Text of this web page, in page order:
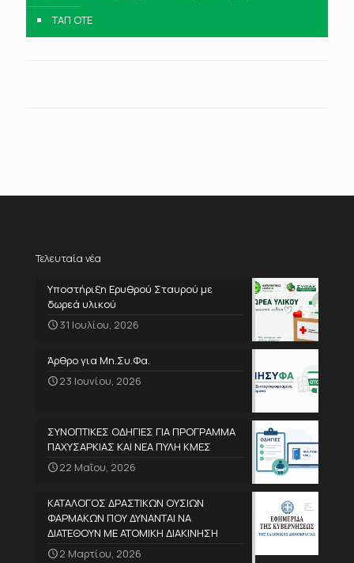
ΤΑΠ ΟΤΕ
Τελευταία νέα
Υποστήριξη Ερυθρού Σταυρού με
δωρεά υλικού
31 Ιουλίου, 2026
Άρθρο για Μη.Συ.Φα.
23 Ιουνίου, 2026
ΣΥΝΟΠΤΙΚΕΣ ΟΔΗΓΙΕΣ ΓΙΑ ΠΡΟΓΡΑΜΜΑ
ΠΑΧΥΣΑΡΚΙΑΣ ΚΑΙ ΝΕΑ ΠΥΛΗ ΚΜΕΣ
22 Μαΐου, 2026
ΚΑΤΑΛΟΓΟΣ ΔΡΑΣΤΙΚΩΝ ΟΥΣΙΩΝ
ΦΑΡΜΑΚΩΝ ΠΟΥ ΔΥΝΑΝΤΑΙ ΝΑ
ΔΙΑΤΕΘΟΥΝ ΜΕ ΑΤΟΜΙΚΗ ΔΙΑΚΙΝΗΣΗ
2 Μαρτίου, 2026